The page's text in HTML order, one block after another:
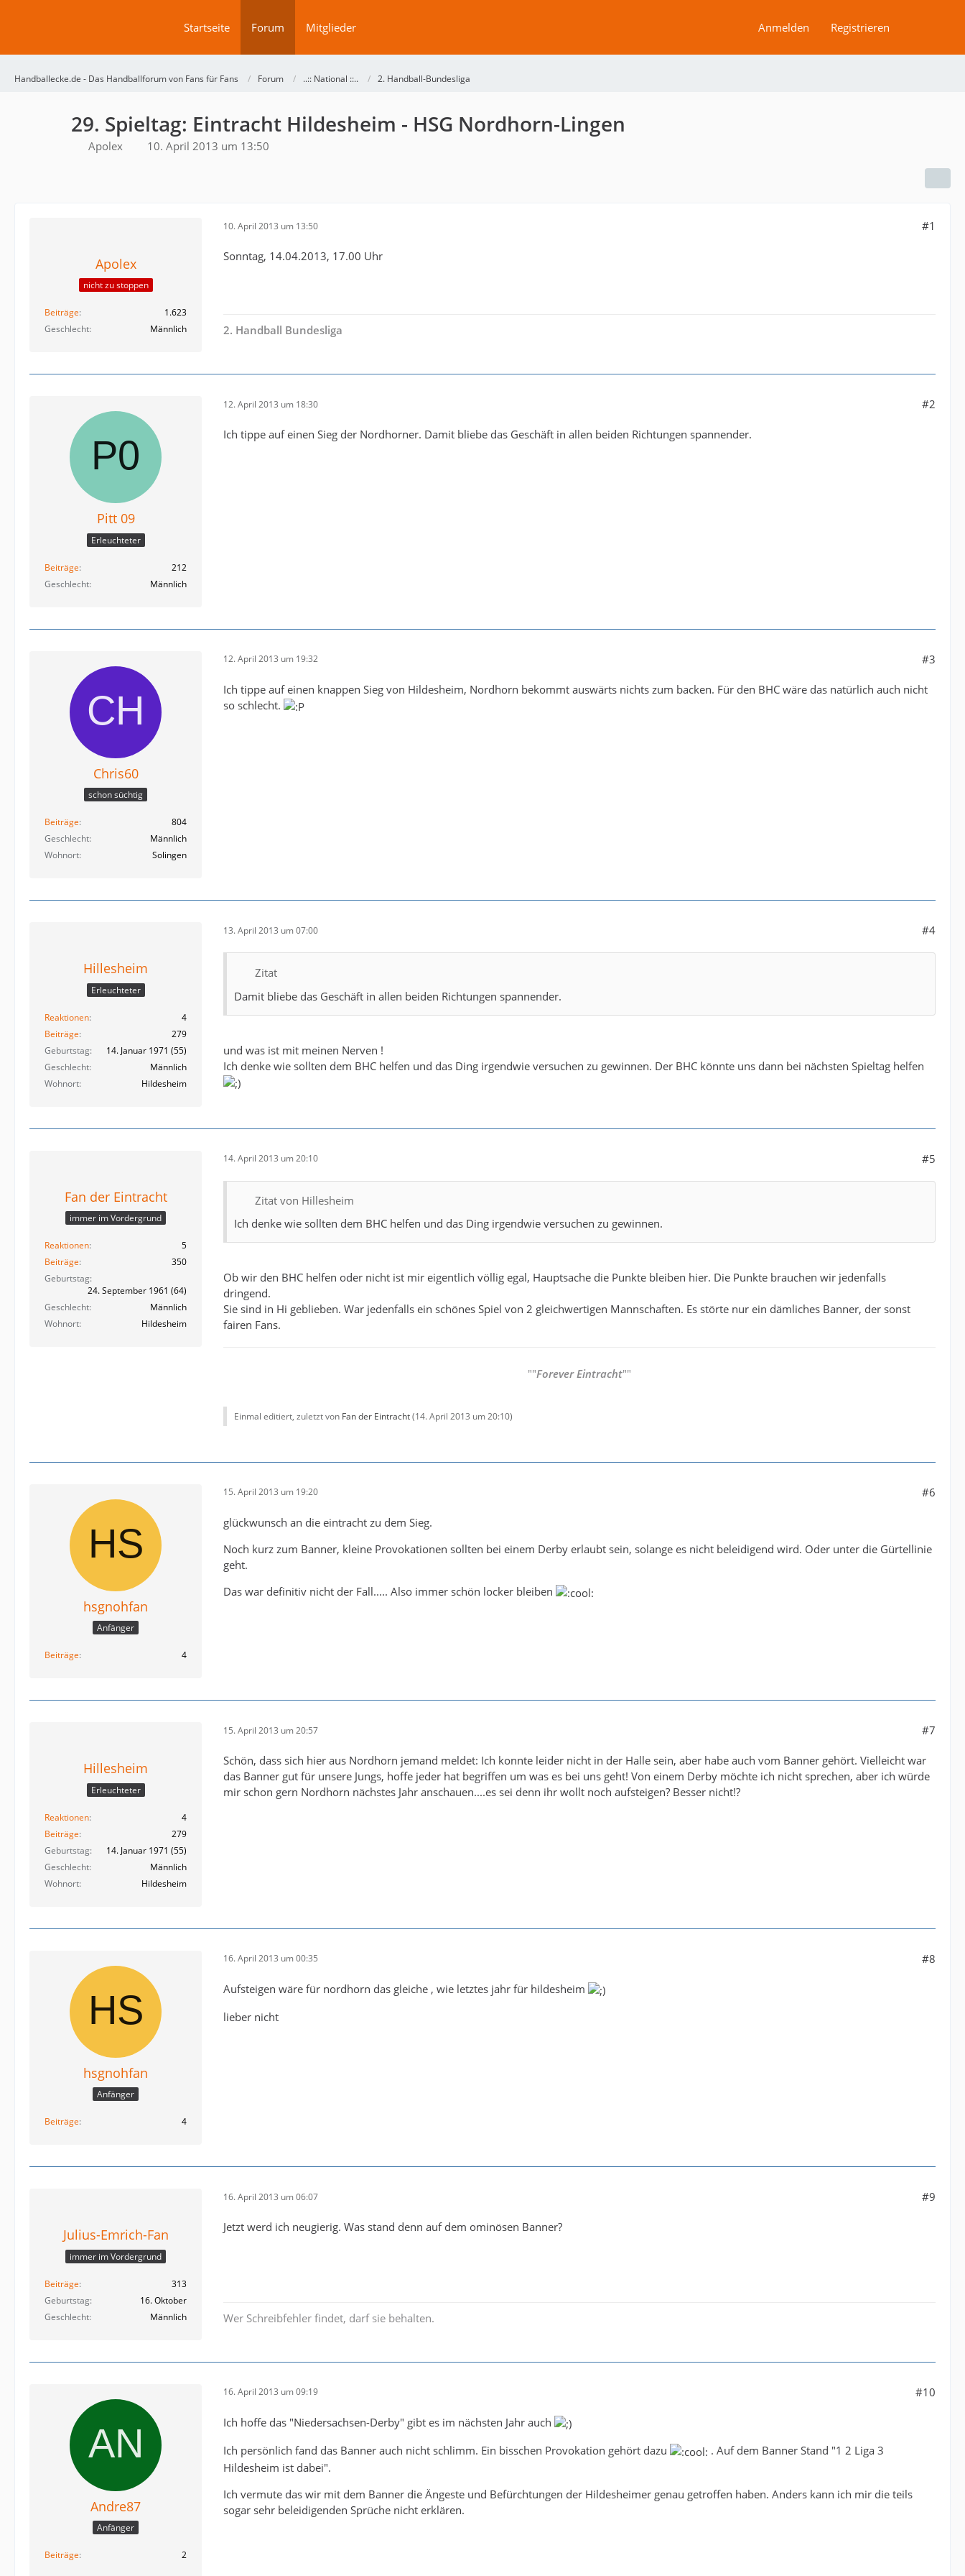
Startseite Forum Mitglieder Anmelden Registrieren
Handballecke.de - Das Handballforum von Fans für Fans Forum ..:: National ::.. 2. Handball-Bundesliga
29. Spieltag: Eintracht Hildesheim - HSG Nordhorn-Lingen
Apolex 10. April 2013 um 13:50
Apolex
nicht zu stoppen
Beiträge
1.623
Geschlecht
Männlich
10. April 2013 um 13:50 #1
Sonntag, 14.04.2013, 17.00 Uhr
2. Handball Bundesliga
Pitt 09
Erleuchteter
Beiträge
212
Geschlecht
Männlich
12. April 2013 um 18:30 #2
Ich tippe auf einen Sieg der Nordhorner. Damit bliebe das Geschäft in allen beiden Richtungen spannender.
Chris60
schon süchtig
Beiträge
804
Geschlecht
Männlich
Wohnort
Solingen
12. April 2013 um 19:32 #3
Ich tippe auf einen knappen Sieg von Hildesheim, Nordhorn bekommt auswärts nichts zum backen. Für den BHC wäre das natürlich auch nicht
so schlecht.
Hillesheim
Erleuchteter
Reaktionen
4
Beiträge
279
Geburtstag
14. Januar 1971 (55)
Geschlecht
Männlich
Wohnort
Hildesheim
13. April 2013 um 07:00 #4
Zitat
Damit bliebe das Geschäft in allen beiden Richtungen spannender.
und was ist mit meinen Nerven !
Ich denke wie sollten dem BHC helfen und das Ding irgendwie versuchen zu gewinnen. Der BHC könnte uns dann bei nächsten Spieltag helfen
Fan der Eintracht
immer im Vordergrund
Reaktionen
5
Beiträge
350
Geburtstag
24. September 1961 (64)
Geschlecht
Männlich
Wohnort
Hildesheim
14. April 2013 um 20:10 #5
Zitat von Hillesheim
Ich denke wie sollten dem BHC helfen und das Ding irgendwie versuchen zu gewinnen.
Ob wir den BHC helfen oder nicht ist mir eigentlich völlig egal, Hauptsache die Punkte bleiben hier. Die Punkte brauchen wir jedenfalls
dringend.
Sie sind in Hi geblieben. War jedenfalls ein schönes Spiel von 2 gleichwertigen Mannschaften. Es störte nur ein dämliches Banner, der sonst
fairen Fans.
""Forever Eintracht""
Einmal editiert, zuletzt von Fan der Eintracht(14. April 2013 um 20:10)
hsgnohfan
Anfänger
Beiträge 4
15. April 2013 um 19:20 #6
glückwunsch an die eintracht zu dem Sieg.
Noch kurz zum Banner, kleine Provokationen sollten bei einem Derby erlaubt sein, solange es nicht beleidigend wird. Oder unter die Gürtellinie
geht.
Das war definitiv nicht der Fall..... Also immer schön locker bleiben
Hillesheim
Erleuchteter
Reaktionen
4
Beiträge
279
Geburtstag
14. Januar 1971 (55)
Geschlecht
Männlich
Wohnort
Hildesheim
15. April 2013 um 20:57 #7
Schön, dass sich hier aus Nordhorn jemand meldet: Ich konnte leider nicht in der Halle sein, aber habe auch vom Banner gehört. Vielleicht war
das Banner gut für unsere Jungs, hoffe jeder hat begriffen um was es bei uns geht! Von einem Derby möchte ich nicht sprechen, aber ich würde
mir schon gern Nordhorn nächstes Jahr anschauen....es sei denn ihr wollt noch aufsteigen? Besser nicht!?
hsgnohfan
Anfänger
Beiträge 4
16. April 2013 um 00:35 #8
Aufsteigen wäre für nordhorn das gleiche , wie letztes jahr für hildesheim
lieber nicht
Julius-Emrich-Fan
immer im Vordergrund
Beiträge
313
Geburtstag
16. Oktober
Geschlecht
Männlich
16. April 2013 um 06:07 #9
Jetzt werd ich neugierig. Was stand denn auf dem ominösen Banner?
Wer Schreibfehler findet, darf sie behalten.
Andre87
Anfänger
Beiträge 2
16. April 2013 um 09:19 #10
Ich hoffe das "Niedersachsen-Derby" gibt es im nächsten Jahr auch
Ich persönlich fand das Banner auch nicht schlimm. Ein bisschen Provokation gehört dazu
. Auf dem Banner Stand "1 2 Liga 3
Hildesheim ist dabei".
Ich vermute das wir mit dem Banner die Ängeste und Befürchtungen der Hildesheimer genau getroffen haben. Anders kann ich mir die teils
sogar sehr beleidigenden Sprüche nicht erklären.